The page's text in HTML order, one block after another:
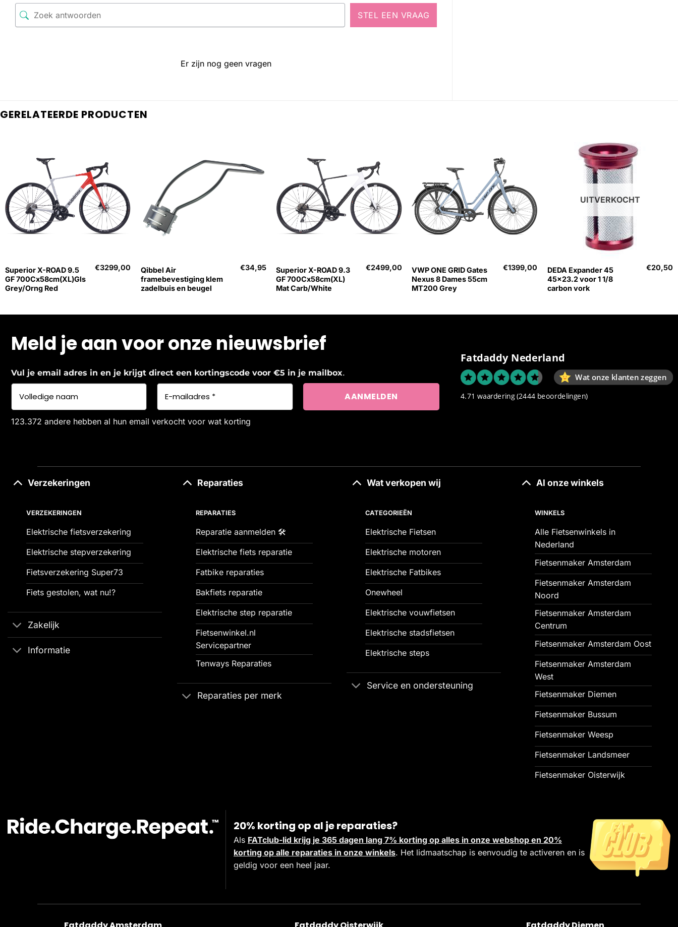
STEL EEN VRAAG
Er zijn nog geen vragen
GERELATEERDE PRODUCTEN
Superior X-ROAD 9.5
GF 700Cx58cm(XL)Gls
Grey/Orng Red
€3299,00
Qibbel Air
framebevestiging klem
zadelbuis en beugel
€34,95
Superior X-ROAD 9.3
GF 700Cx58cm(XL)
Mat Carb/White
€2499,00
VWP ONE GRID Gates
Nexus 8 Dames 55cm
MT200 Grey
€1399,00
UITVERKOCHT
DEDA Expander 45
45×23.2 voor 1 1/8
carbon vork
€20,50
Meld je aan voor onze nieuwsbrief
Vul je email adres in en je krijgt direct een kortingscode voor €5 in je mailbox.
123.372 andere hebben al hun email verkocht voor wat korting
Fatdaddy Nederland
Wat onze klanten zeggen
4.71 waardering (2444 beoordelingen)
Verzekeringen
VERZEKERINGEN
Elektrische fietsverzekering
Elektrische stepverzekering
Fietsverzekering Super73
Fiets gestolen, wat nu!?
Zakelijk
Informatie
Reparaties
REPARATIES
Reparatie aanmelden 🛠️
Elektrische fiets reparatie
Fatbike reparaties
Bakfiets reparatie
Elektrische step reparatie
Fietsenwinkel.nl
Servicepartner
Tenways Reparaties
Reparaties per merk
Wat verkopen wij
CATEGORIEËN
Elektrische Fietsen
Elektrische motoren
Elektrische Fatbikes
Onewheel
Elektrische vouwfietsen
Elektrische stadsfietsen
Elektrische steps
Service en ondersteuning
Al onze winkels
WINKELS
Alle Fietsenwinkels in
Nederland
Fietsenmaker Amsterdam
Fietsenmaker Amsterdam
Noord
Fietsenmaker Amsterdam
Centrum
Fietsenmaker Amsterdam Oost
Fietsenmaker Amsterdam
West
Fietsenmaker Diemen
Fietsenmaker Bussum
Fietsenmaker Weesp
Fietsenmaker Landsmeer
Fietsenmaker Oisterwijk
20% korting op al je reparaties?
Als FATclub-lid krijg je 365 dagen lang 7% korting op alles in onze webshop en 20%
korting op alle reparaties in onze winkels. Het lidmaatschap is eenvoudig te activeren en is
geldig voor een heel jaar.